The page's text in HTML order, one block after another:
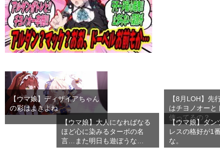
【ウマ娘】ディザイアちゃん
の彩はよきよね
【8月LOH】先
はチヨノオーと
使ってるの？
【ウマ娘】大人になればなる
ほど心に染みるターボの名
言…また明日も遊ぼうな…
【ウマ娘】ダン
レスの格好が1
な。